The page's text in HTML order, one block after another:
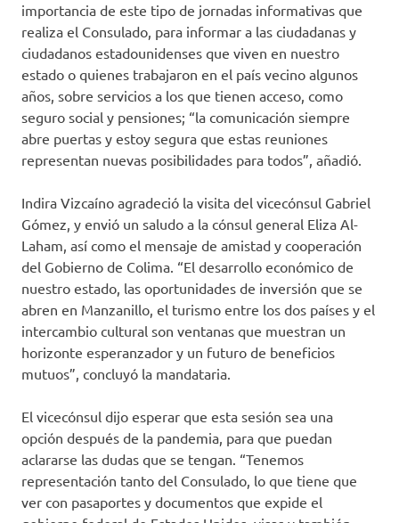
importancia de este tipo de jornadas informativas que
realiza el Consulado, para informar a las ciudadanas y
ciudadanos estadounidenses que viven en nuestro
estado o quienes trabajaron en el país vecino algunos
años, sobre servicios a los que tienen acceso, como
seguro social y pensiones; “la comunicación siempre
abre puertas y estoy segura que estas reuniones
representan nuevas posibilidades para todos”, añadió.
Indira Vizcaíno agradeció la visita del vicecónsul Gabriel
Gómez, y envió un saludo a la cónsul general Eliza Al-
Laham, así como el mensaje de amistad y cooperación
del Gobierno de Colima. “El desarrollo económico de
nuestro estado, las oportunidades de inversión que se
abren en Manzanillo, el turismo entre los dos países y el
intercambio cultural son ventanas que muestran un
horizonte esperanzador y un futuro de beneficios
mutuos”, concluyó la mandataria.
El vicecónsul dijo esperar que esta sesión sea una
opción después de la pandemia, para que puedan
aclararse las dudas que se tengan. “Tenemos
representación tanto del Consulado, lo que tiene que
ver con pasaportes y documentos que expide el